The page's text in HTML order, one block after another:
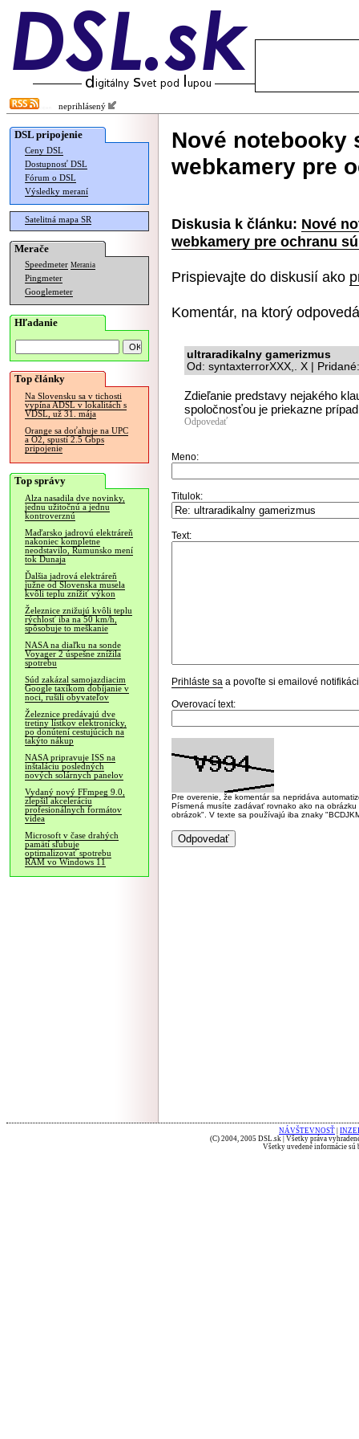
neprihlásený
DSL pripojenie
Ceny DSL
Dostupnosť DSL
Fórum o DSL
Výsledky meraní
Satelitná mapa SR
Merače
Speedmeter Merania
Pingmeter
Googlemeter
Hľadanie
Top články
Na Slovensku sa v tichosti
vypína ADSL v lokalitách s
VDSL, už 31. mája
Orange sa doťahuje na UPC
a O2, spustí 2.5 Gbps
pripojenie
Top správy
Alza nasadila dve novinky,
jednu užitočnú a jednu
kontroverznú
Maďarsko jadrovú elektráreň
nakoniec kompletne
neodstavilo, Rumunsko mení
tok Dunaja
Ďalšia jadrová elektráreň
južne od Slovenska musela
kvôli teplu znížiť výkon
Železnice znižujú kvôli teplu
rýchlosť iba na 50 km/h,
spôsobuje to meškanie
NASA na diaľku na sonde
Voyager 2 úspešne znížila
spotrebu
Súd zakázal samojazdiacim
Google taxíkom dobíjanie v
noci, rušili obyvateľov
Železnice predávajú dve
tretiny lístkov elektronicky,
po donútení cestujúcich na
takýto nákup
NASA pripravuje ISS na
inštaláciu posledných
nových solárnych panelov
Vydaný nový FFmpeg 9.0,
zlepšil akceleráciu
profesionálnych formátov
videa
Microsoft v čase drahých
pamätí sľubuje
optimalizovať spotrebu
RAM vo Windows 11
Nové notebooky
webkamery pre
Diskusia k článku: Nové
webkamery pre ochranu
Prispievajte do diskusií ako
Komentár, na ktorý
ultraradikalny gamerizmus
Od: syntaxterrorXXX,. X |
Zdieľanie predstavy nejakého
spoločnosťou je priekazne
Odpovedať
Meno:
Titulok:
Text:
Prihláste sa a povoľte si emailové
Overovací text:
Pre overenie, že komentár sa nepridáva
Písmená musíte zadávať rovnako ako na
obrázok". V texte sa používajú iba znaky
NÁVŠTEVNOSŤ
(C) 2004, 2005 DSL.sk | Všetky práva
Všetky uvedené informácie sú